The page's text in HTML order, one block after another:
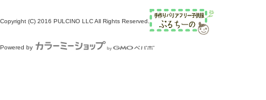
Copyright (C) 2016 PULCINO LLC All Rights Reserved.
Powered by